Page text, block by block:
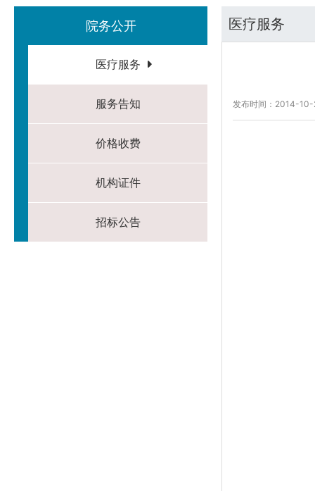
院务公开
医疗服务
服务告知
价格收费
机构证件
招标公告
医疗服务
发布时间：2014-10-